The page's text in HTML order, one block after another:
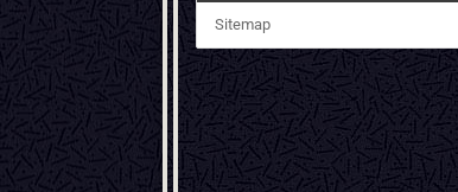
Sitemap